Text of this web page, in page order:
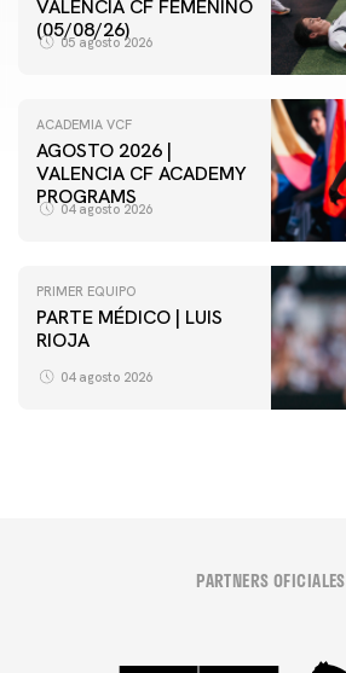
VALENCIA CF FEMENINO
(05/08/26)
05 agosto 2026
ACADEMIA VCF
AGOSTO 2026 |
VALENCIA CF ACADEMY
PROGRAMS
04 agosto 2026
PRIMER EQUIPO
PARTE MÉDICO | LUIS
RIOJA
04 agosto 2026
PARTNERS OFICIALES